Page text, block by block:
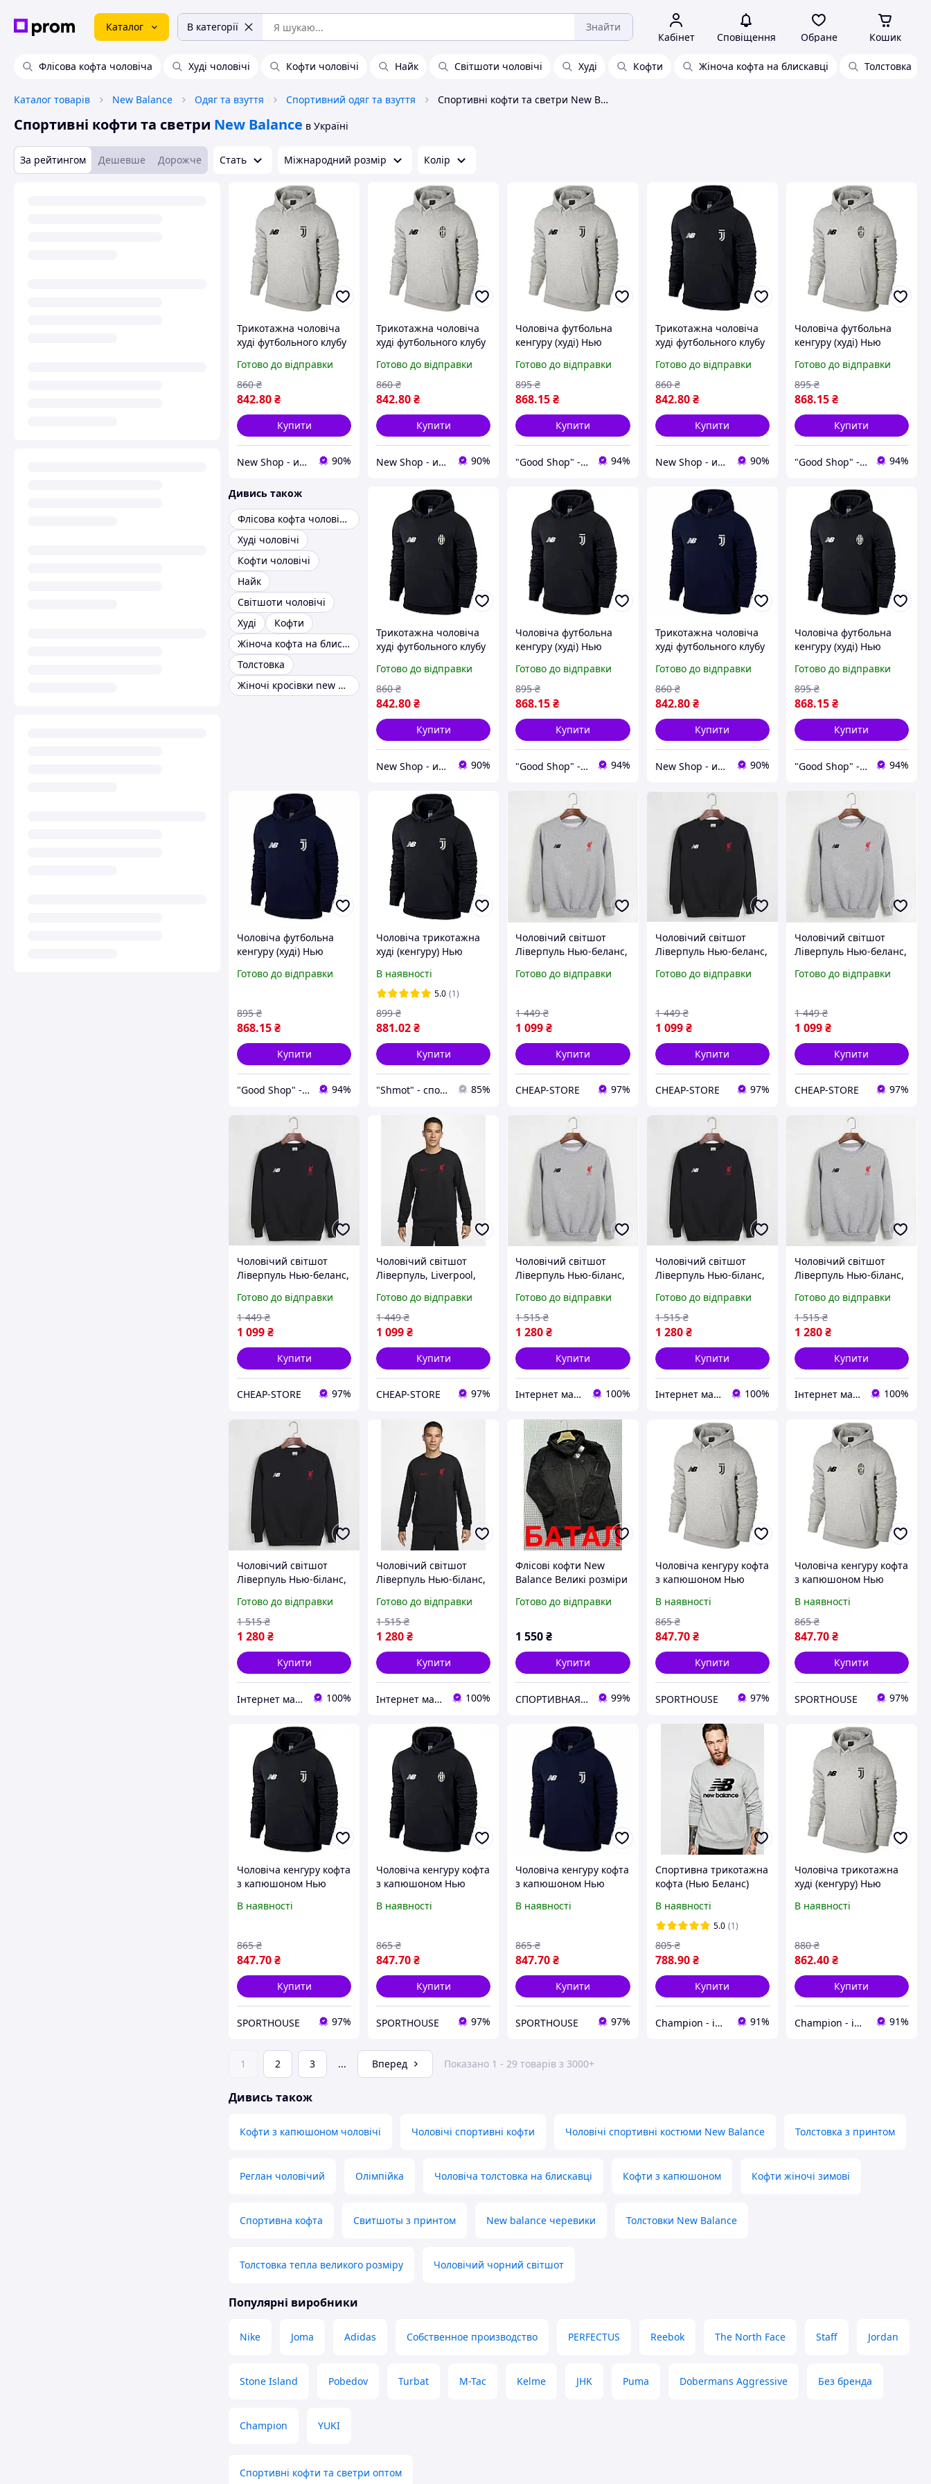
Каталог В категорії Знайти
Кабінет Сповіщення Обране Кошик
Флісова кофта чоловіча Худі чоловічі Кофти чоловічі Найк Світшоти чоловічі Худі Кофти Жіноча кофта на блискавці Толстовка
Каталог товарів New Balance Одяг та взуття Спортивний одяг та взуття Спортивні кофти та светри New Balance
Спортивні кофти та светри New Balance в Україні
За рейтингом Дешевше Дорожче Стать Міжнародний розмір Колір
Трикотажна чоловіча
худі футбольного клубу
(New Balance Juventus)
сіра XS
Готово до відправки
842.80₴
860 ₴
Купити
New Shop - интернет магазин спортивной одежды и аксессуаров. 90%
Трикотажна чоловіча
худі футбольного клубу
(New Balance Juventus)
сіра XS
Готово до відправки
842.80₴
860 ₴
Купити
New Shop - интернет магазин спортивной одежды и аксессуаров. 90%
Чоловіча футбольна
кенгуру (худі) Нью
Balance Juventus)
трикотажна сіра XS
Готово до відправки
868.15₴
895 ₴
Купити
"Good Shop" - интернет-магазин спортивной обуви одежды и аксессуаров. 94%
Трикотажна чоловіча
худі футбольного клубу
(New Balance Juventus)
чорна XS
Готово до відправки
842.80 ₴
860 ₴
Купити
New Shop - интернет магазин спортивной одежды и аксессуаров. 90%
Чоловіча футбольна
кенгуру (худі) Нью
Balance Juventus)
трикотажна сіра XS
Готово до відправки
868.15₴
895 ₴
Купити
"Good Shop" - интернет-магазин спортивной обуви одежды и аксессуаров. 94%
Дивись також
Флісова кофта чоловіча
Худі чоловічі
Кофти чоловічі
Найк
Світшоти чоловічі
Худі
Кофти
Жіноча кофта на блискавці
Толстовка
Жіночі кросівки new balance
Трикотажна чоловіча
худі футбольного клубу
(New Balance Juventus)
чорна XS
Готово до відправки
842.80₴
860 ₴
Купити
New Shop - интернет магазин спортивной одежды и аксессуаров. 90%
Чоловіча футбольна
кенгуру (худі) Нью
Balance Juventus)
трикотажна чорна XS
Готово до відправки
868.15₴
895 ₴
Купити
"Good Shop" - интернет-магазин спортивной обуви одежды и аксессуаров. 94%
Трикотажна чоловіча
худі футбольного клубу
(New Balance Juventus)
темно синя XS
Готово до відправки
842.80 ₴
860 ₴
Купити
New Shop - интернет магазин спортивной одежды и аксессуаров. 90%
Чоловіча футбольна
кенгуру (худі) Нью
Balance Juventus)
трикотажна чорна XS
Готово до відправки
868.15₴
895 ₴
Купити
"Good Shop" - интернет-магазин спортивной обуви одежды и аксессуаров. 94%
Чоловіча футбольна
кенгуру (худі) Нью
Balance Juventus)
Готово до відправки
868.15₴
895 ₴
Купити
"Good Shop" - интернет-магазин спортивной обуви одежды и аксессуаров. 94%
Чоловіча трикотажна
худі (кенгуру) Нью
Balance Juventus)
чорна XS
В наявності
5.0 (1)
881.02₴
899 ₴
Купити
"Shmot" - спортивная одежда и обувь с доставкой по Украине. 85%
Чоловічий світшот
Ліверпуль Нью-беланс,
Готово до відправки
1 099₴
1 449 ₴
Купити
CHEAP-STORE 97%
Чоловічий світшот
Ліверпуль Нью-беланс,
Готово до відправки
1 099 ₴
1 449 ₴
Купити
CHEAP-STORE 97%
Чоловічий світшот
Ліверпуль Нью-беланс,
Готово до відправки
1 099₴
1 449 ₴
Купити
CHEAP-STORE 97%
Чоловічий світшот
Ліверпуль Нью-беланс,
Готово до відправки
1 099₴
1 449 ₴
Купити
CHEAP-STORE 97%
Чоловічий світшот
Ліверпуль, Liverpool,
Готово до відправки
1 099₴
1 449 ₴
Купити
CHEAP-STORE 97%
Чоловічий світшот
Ліверпуль Нью-біланс,
Готово до відправки
1 280₴
1 515 ₴
Купити
Інтернет магазин - Matrix 100%
Чоловічий світшот
Ліверпуль Нью-біланс,
Готово до відправки
1 280 ₴
1 515 ₴
Купити
Інтернет магазин - Matrix 100%
Чоловічий світшот
Ліверпуль Нью-біланс,
Готово до відправки
1 280₴
1 515 ₴
Купити
Інтернет магазин - Matrix 100%
Чоловічий світшот
Ліверпуль Нью-біланс,
Готово до відправки
1 280₴
1 515 ₴
Купити
Інтернет магазин - Matrix 100%
Чоловічий світшот
Ліверпуль Нью-біланс,
Готово до відправки
1 280₴
1 515 ₴
Купити
Інтернет магазин - Matrix 100%
Флісові кофти New
Balance Великі розміри
Готово до відправки
1 550₴
Купити
СПОРТИВНАЯ ОДЕЖДА ДЛЯ ВСЕЙ СЕМЬИ 99%
Чоловіча кенгуру кофта
з капюшоном Нью
Balance Juventus) сіра S
В наявності
847.70 ₴
865 ₴
Купити
SPORTHOUSE 97%
Чоловіча кенгуру кофта
з капюшоном Нью
Balance Juventus) сіра S
В наявності
847.70₴
865 ₴
Купити
SPORTHOUSE 97%
Чоловіча кенгуру кофта
з капюшоном Нью
Balance Juventus)
В наявності
847.70₴
865 ₴
Купити
SPORTHOUSE 97%
Чоловіча кенгуру кофта
з капюшоном Нью
Balance Juventus)
В наявності
847.70₴
865 ₴
Купити
SPORTHOUSE 97%
Чоловіча кенгуру кофта
з капюшоном Нью
Balance Juventus) темно
В наявності
847.70₴
865 ₴
Купити
SPORTHOUSE 97%
Спортивна трикотажна
кофта (Нью Беланс)
В наявності
5.0 (1)
788.90 ₴
805 ₴
Купити
Champion - інтернет магазин спортивного одягу та взуття. 91%
Чоловіча трикотажна
худі (кенгуру) Нью
Balance Juventus сіра
В наявності
862.40₴
880 ₴
Купити
Champion - інтернет магазин спортивного одягу та взуття. 91%
1 2 3 ... Вперед Показано 1 - 29 товарів з 3000+
Дивись також
Кофти з капюшоном чоловічі Чоловічі спортивні кофти Чоловічі спортивні костюми New Balance Толстовка з принтом
Реглан чоловічий Олімпійка Чоловіча толстовка на блискавці Кофти з капюшоном Кофти жіночі зимові
Спортивна кофта Свитшоты з принтом New balance черевики Толстовки New Balance
Толстовка тепла великого розміру Чоловічий чорний світшот
Популярні виробники
Nike Joma Adidas Собственное производство PERFECTUS Reebok The North Face Staff Jordan
Stone Island Pobedov Turbat M-Tac Kelme JHK Puma Dobermans Aggressive Без бренда
Champion YUKI
Спортивні кофти та светри оптом